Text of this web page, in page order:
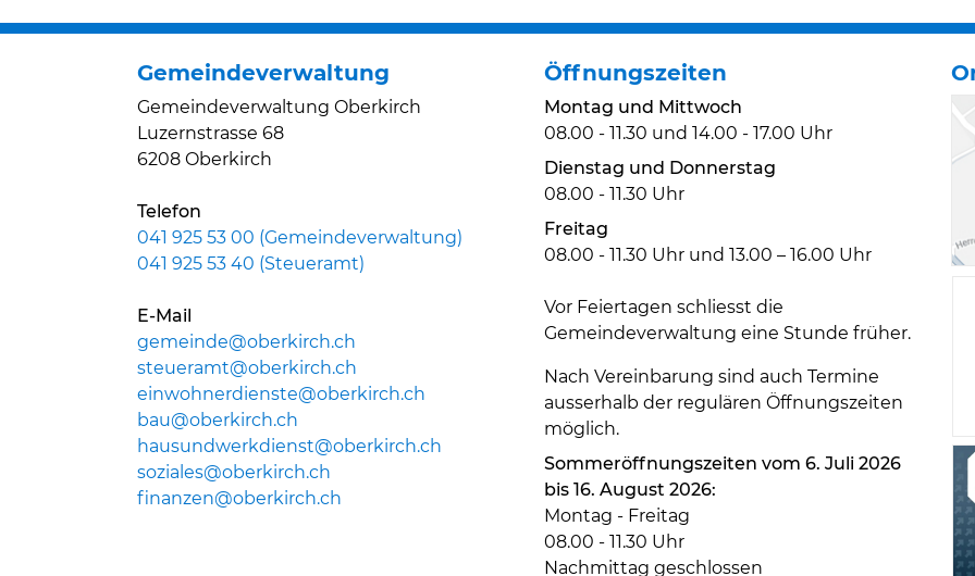
Gemeindeverwaltung
Gemeindeverwaltung Oberkirch
Luzernstrasse 68
6208 Oberkirch
Telefon
041 925 53 00 (Gemeindeverwaltung)
041 925 53 40 (Steueramt)
E-Mail
gemeinde@oberkirch.ch
steueramt@oberkirch.ch
einwohnerdienste@oberkirch.ch
bau@oberkirch.ch
hausundwerkdienst@oberkirch.ch
soziales@oberkirch.ch
finanzen@oberkirch.ch
Öffnungszeiten
Montag und Mittwoch
08.00 - 11.30 und 14.00 - 17.00 Uhr
Dienstag und Donnerstag
08.00 - 11.30 Uhr
Freitag
08.00 - 11.30 Uhr und 13.00 – 16.00 Uhr
Vor Feiertagen schliesst die
Gemeindeverwaltung eine Stunde früher.
Nach Vereinbarung sind auch Termine
ausserhalb der regulären Öffnungszeiten
möglich.
Sommeröffnungszeiten vom 6. Juli 2026
bis 16. August 2026:
Montag - Freitag
08.00 - 11.30 Uhr
Nachmittag geschlossen